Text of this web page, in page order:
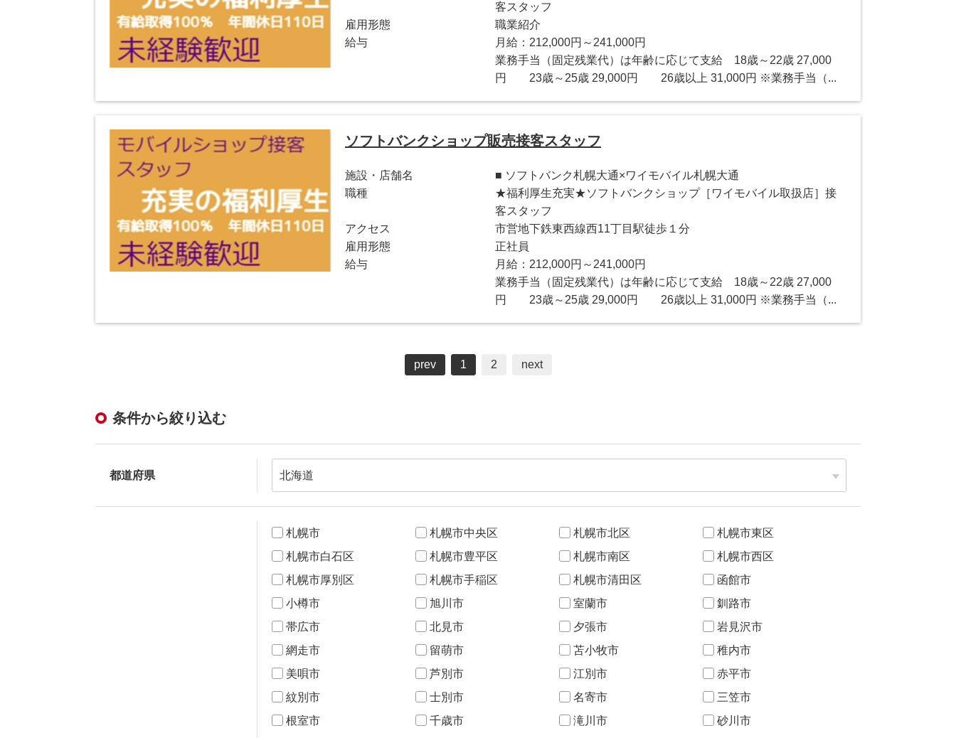
客スタッフ
雇用形態
職業紹介
給与
月給：212,000円～241,000円
業務手当（固定残業代）は年齢に応じて支給 18歳～22歳 27,000
円 23歳～25歳 29,000円 26歳以上 31,000円 ※業務手当（...
ソフトバンクショップ販売接客スタッフ
施設・店舗名
■ ソフトバンク札幌大通×ワイモバイル札幌大通
職種
★福利厚生充実★ソフトバンクショップ［ワイモバイル取扱店］接
客スタッフ
アクセス
市営地下鉄東西線西11丁目駅徒歩１分
雇用形態
正社員
給与
月給：212,000円～241,000円
業務手当（固定残業代）は年齢に応じて支給 18歳～22歳 27,000
円 23歳～25歳 29,000円 26歳以上 31,000円 ※業務手当（...
prev 1 2 next
条件から絞り込む
都道府県
札幌市 札幌市中央区 札幌市北区
札幌市東区
札幌市白石区
札幌市豊平区 札幌市南区
札幌市西区
札幌市厚別区
札幌市手稲区 札幌市清田区
函館市
小樽市
旭川市 室蘭市
釧路市
帯広市
北見市 夕張市
岩見沢市
網走市
留萌市 苫小牧市
稚内市
美唄市
芦別市 江別市
赤平市
紋別市
士別市 名寄市
三笠市
根室市
千歳市 滝川市 砂川市